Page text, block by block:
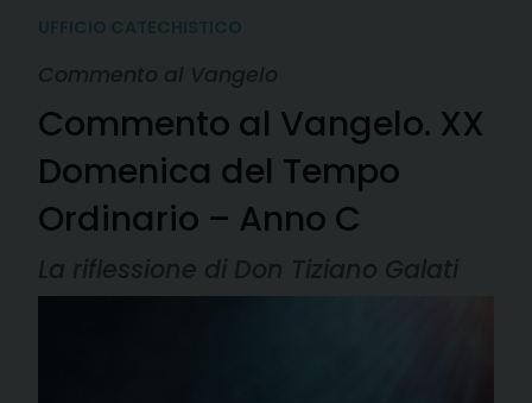
UFFICIO CATECHISTICO
Commento al Vangelo
Commento al Vangelo. XX
Domenica del Tempo
Ordinario – Anno C
La riflessione di Don Tiziano Galati